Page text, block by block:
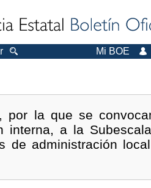
Mi BOE
por la que se
interna, a la
de administración